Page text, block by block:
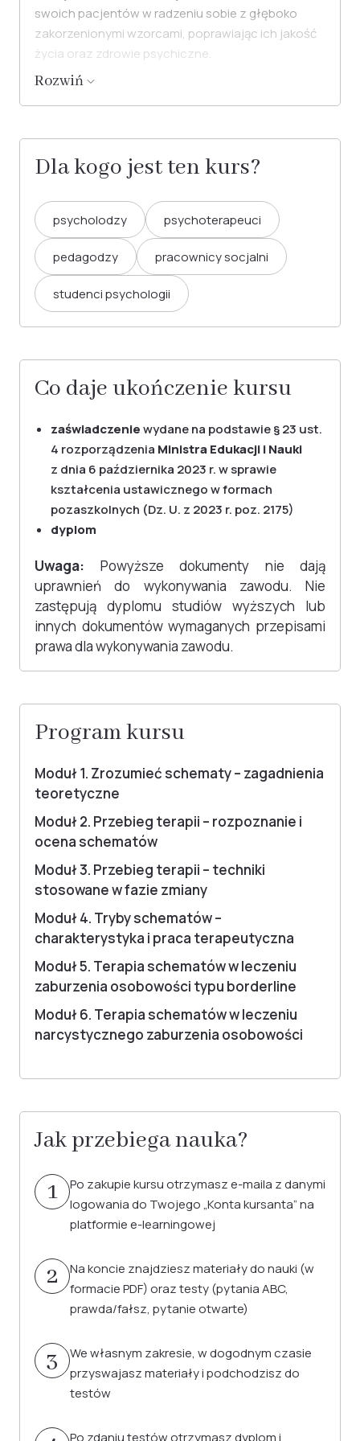
swoich pacjentów w radzeniu sobie z głęboko
zakorzenionymi wzorcami, poprawiając ich jakość
życia oraz zdrowie psychiczne.
Rozwiń
Dla kogo jest ten kurs?
psycholodzy psychoterapeuci
pedagodzy pracownicy socjalni
studenci psychologii
Co daje ukończenie kursu
zaświadczeniewydane na podstawie § 23 ust.
4 rozporządzenia Ministra Edukacji i Nauki
z dnia 6 października 2023 r. w sprawie
kształcenia ustawicznego w formach
pozaszkolnych (Dz. U. z 2023 r. poz. 2175)
dyplom
Uwaga: Powyższe dokumenty nie dają
uprawnień do wykonywania zawodu. Nie
zastępują dyplomu studiów wyższych lub
innych dokumentów wymaganych przepisami
prawa dla wykonywania zawodu.
Program kursu
Moduł 1. Zrozumieć schematy – zagadnienia
teoretyczne
Moduł 2. Przebieg terapii – rozpoznanie i
ocena schematów
Moduł 3. Przebieg terapii – techniki
stosowane w fazie zmiany
Moduł 4. Tryby schematów –
charakterystyka i praca terapeutyczna
Moduł 5. Terapia schematów w leczeniu
zaburzenia osobowości typu borderline
Moduł 6. Terapia schematów w leczeniu
narcystycznego zaburzenia osobowości
Jak przebiega nauka?
1
Po zakupie kursu otrzymasz e-maila z danymi
logowania do Twojego „Konta kursanta” na
platformie e-learningowej
2
Na koncie znajdziesz materiały do nauki (w
formacie PDF) oraz testy (pytania ABC,
prawda/fałsz, pytanie otwarte)
3
We własnym zakresie, w dogodnym czasie
przyswajasz materiały i podchodzisz do
testów
Po zdaniu testów otrzymasz dyplom i